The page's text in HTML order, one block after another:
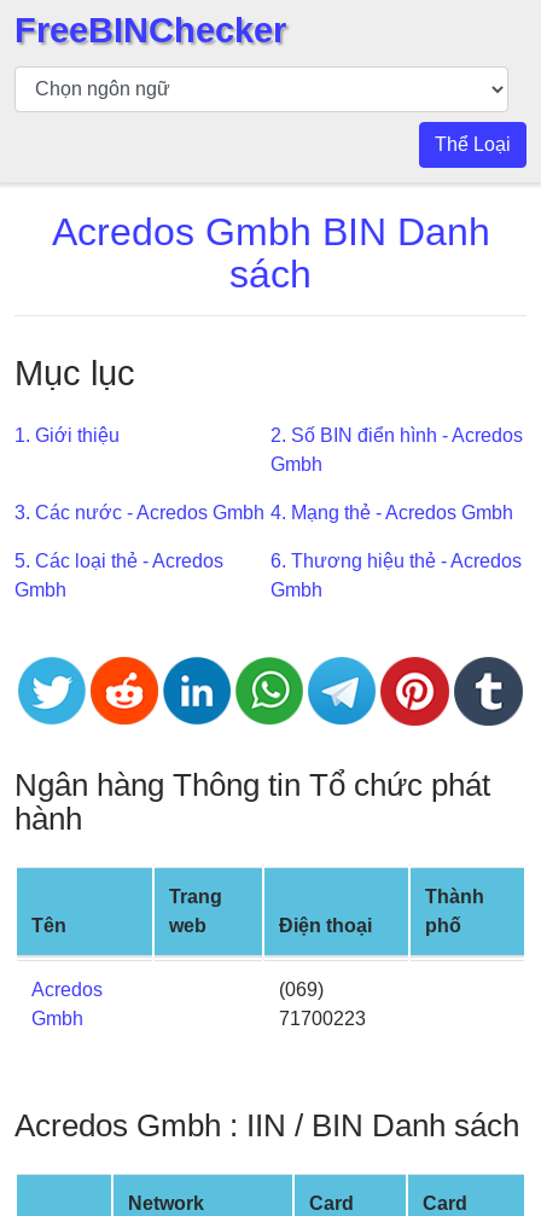
Kiểm
tra
BIN
API
Generator
Checker
BIN
CC
from
Banks
Card
Validator
Generator
Random
Credit
Card
Credit
Card
FreeBINChecker
Thể Loại
Acredos Gmbh BIN Danh
sách
Mục lục
1. Giới thiệu
2. Số BIN điển hình - Acredos
Gmbh
3. Các nước - Acredos Gmbh 4. Mạng thẻ - Acredos Gmbh
5. Các loại thẻ - Acredos
Gmbh
6. Thương hiệu thẻ - Acredos
Gmbh
Ngân hàng Thông tin Tổ chức phát
hành
Tên
Trang
web
Điện thoại
Thành
phố
Acredos
Gmbh
(069)
71700223
Acredos Gmbh : IIN / BIN Danh sách
Network
Card
Card